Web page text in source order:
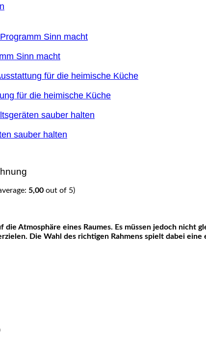
Sinn macht
für die heimische Küche
sauber halten
5,00 out of 5)
Die Wahl des richtigen Rahmens spielt dabei